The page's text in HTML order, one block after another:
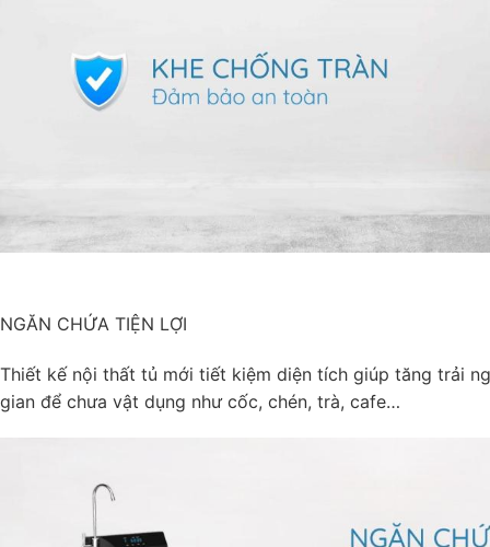
NGĂN CHỨA TIỆN LỢI
Thiết kế nội thất tủ mới tiết kiệm diện tích giúp tăng trải
gian để chưa vật dụng như cốc, chén, trà, cafe…